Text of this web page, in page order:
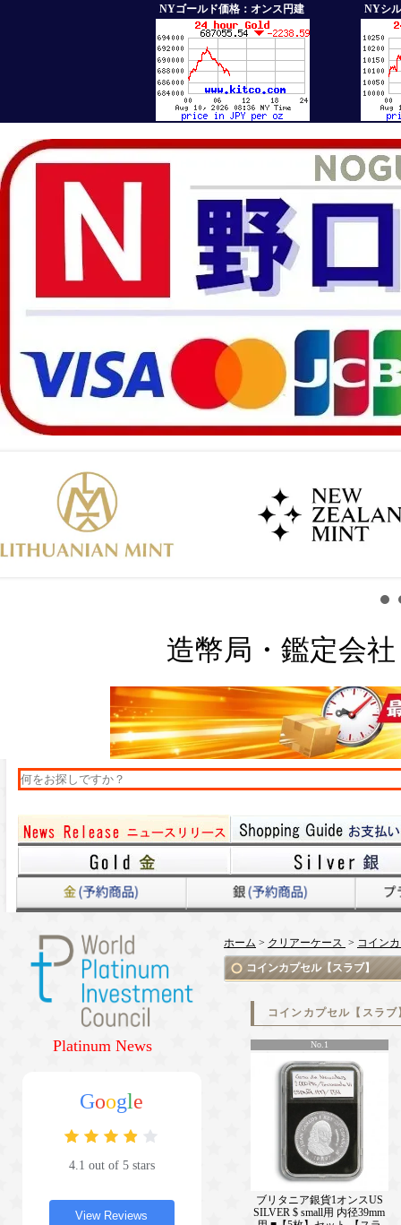
NYゴールド価格：オンス円建 NYシ
造幣局・鑑定会
Platinum News
Google
4.1 out of 5 stars
View Reviews
ホーム > クリアーケース > コイン
コインカプセル【スラブ】
コインカプセル【スラ
No.1
ブリタニア銀貨1オンスUS
SILVER $ small用 内径39mm